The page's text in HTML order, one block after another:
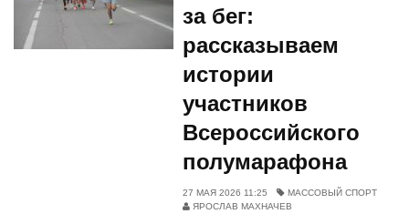
за бег:
рассказываем
истории
участников
Всероссийского
полумарафона
27 МАЯ 2026 11:25
МАССОВЫЙ СПОРТ
ЯРОСЛАВ МАХНАЧЕВ